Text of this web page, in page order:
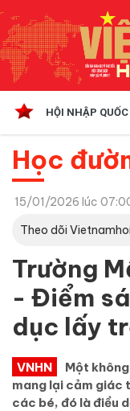
HỘI NHẬP QUỐC
Học
15/01/2026 lúc
Theo dõi
Trường
- Điểm
dục lấy
VNHN
Một
mang lại cảm giác
các bé, đó là điều